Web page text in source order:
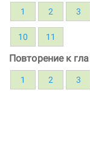
1 2 3
10 11
Повторение к
1 2 3